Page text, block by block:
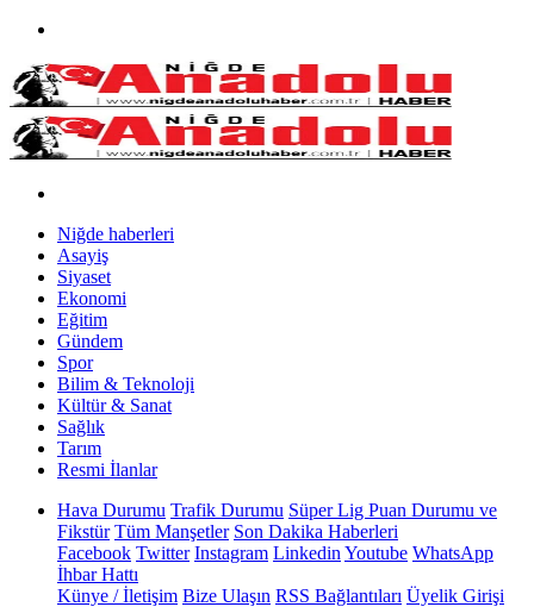
Niğde haberleri
Asayiş
Siyaset
Ekonomi
Eğitim
Gündem
Spor
Bilim & Teknoloji
Kültür & Sanat
Sağlık
Tarım
Resmi İlanlar
Hava Durumu Trafik Durumu Süper Lig Puan Durumu ve
Fikstür Tüm Manşetler Son Dakika Haberleri
Facebook Twitter Instagram Linkedin Youtube WhatsApp
İhbar Hattı
Künye / İletişim Bize Ulaşın RSS Bağlantıları Üyelik Girişi